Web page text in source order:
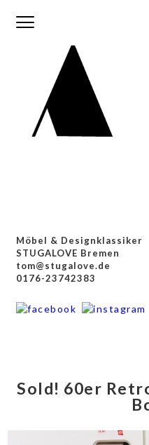
Möbel & Designklassiker
STUGALOVE Bremen
tom@stugalove.de
0176-23742383
Sold! 60er